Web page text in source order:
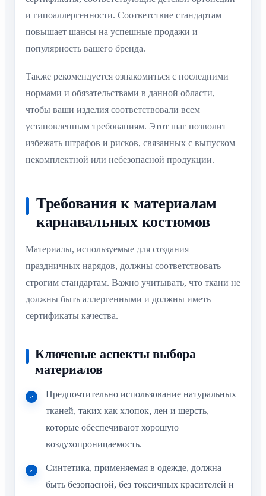
и гипоаллергенности. Соответствие стандартам
повышает шансы на успешные продажи и
популярность вашего бренда.
Также рекомендуется ознакомиться с последними
нормами и обязательствами в данной области,
чтобы ваши изделия соответствовали всем
установленным требованиям. Этот шаг позволит
избежать штрафов и рисков, связанных с выпуском
некомплектной или небезопасной продукции.
Требования к материалам
карнавальных костюмов
Материалы, используемые для создания
праздничных нарядов, должны соответствовать
строгим стандартам. Важно учитывать, что ткани не
должны быть аллергенными и должны иметь
сертификаты качества.
Ключевые аспекты выбора
материалов
Предпочтительно использование натуральных
тканей, таких как хлопок, лен и шерсть,
которые обеспечивают хорошую
воздухопроницаемость.
Синтетика, применяемая в одежде, должна
быть безопасной, без токсичных красителей и